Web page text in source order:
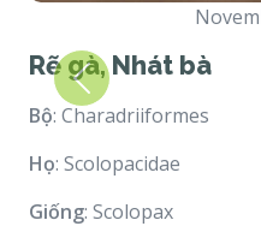
Rẽ gà, Nhát bà
Bộ: Charadriiformes
Họ: Scolopacidae
Giống: Scolopax
Previous